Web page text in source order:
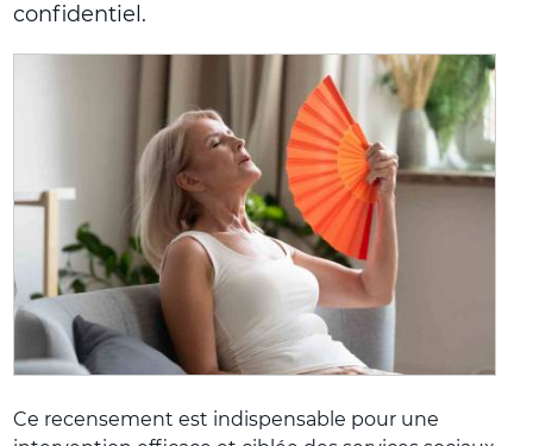
confidentiel.
Ce recensement est indispensable pour une